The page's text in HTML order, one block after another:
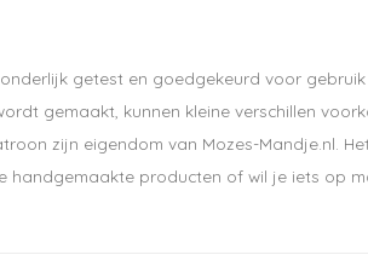
getest en goedgekeurd voor
gemaakt, kunnen kleine verschillen
zijn eigendom van Mozes-Mandje.nl.
handgemaakte producten of wil je iets op